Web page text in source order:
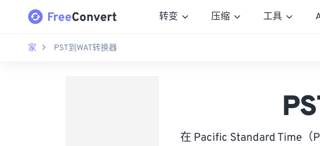
转变 压缩 工具
家 PST到WAT转换器
在 Pacific Standard Time（